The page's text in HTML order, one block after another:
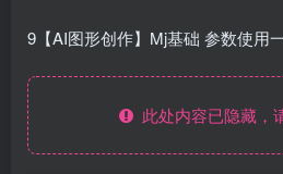
9【AI图形创作】Mj基础 参数使用
此处内容已隐藏，